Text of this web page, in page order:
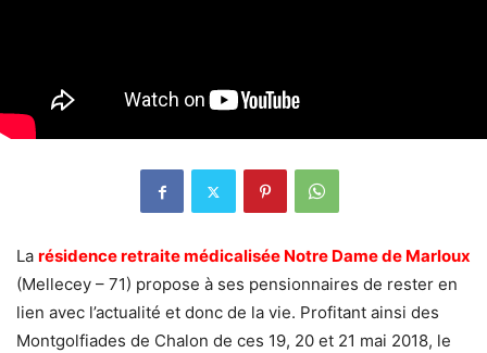
La résidence retraite médicalisée Notre Dame de Marloux
(Mellecey – 71) propose à ses pensionnaires de rester en
lien avec l’actualité et donc de la vie. Profitant ainsi des
Montgolfiades de Chalon de ces 19, 20 et 21 mai 2018, le